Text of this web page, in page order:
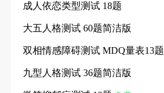
成人依恋类型测试 18题
大五人格测试 60题简洁版
双相情感障碍测试 MDQ量表13题
九型人格测试 36题简洁版